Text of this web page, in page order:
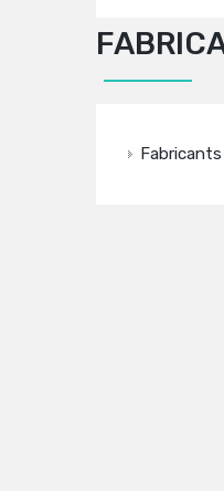
Fabricants